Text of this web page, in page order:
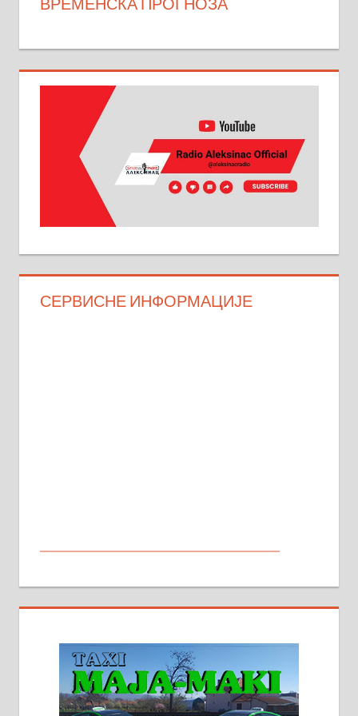
СЕРВИСНЕ ИНФОРМАЦИЈЕ
стамбене целине једна уз другу.
2х150м2, две гараже, централно
грејање на гас и дрва. Две
адресе. 063/71-74-023